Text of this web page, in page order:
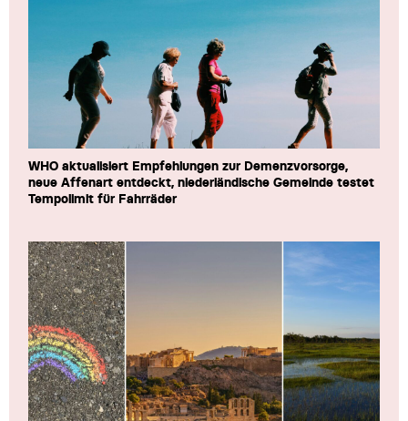
WHO aktualisiert Empfehlungen zur Demenzvorsorge,
neue Affenart entdeckt, niederländische Gemeinde testet
Tempolimit für Fahrräder